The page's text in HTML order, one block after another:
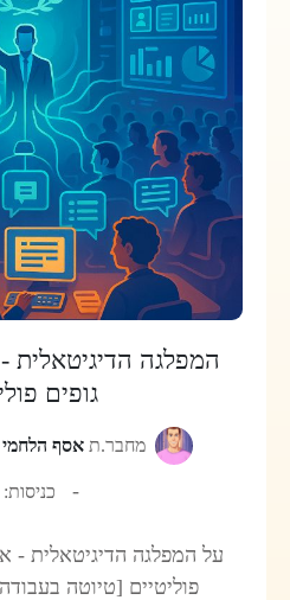
המפלגה הדיגיטאלית
גופים
מחבר.ת אסף הלחמי
כניסות: 9975
על המפלגה הדיגיטאלית -
פוליטיים [טיוטה